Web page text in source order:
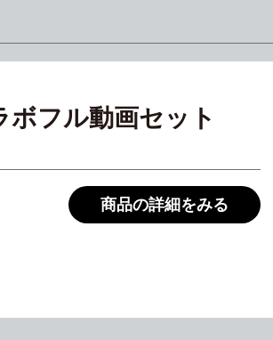
ボフル動画セット
商品の詳細をみる